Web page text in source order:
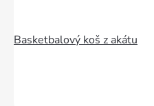
Basketbalový koš z akátu